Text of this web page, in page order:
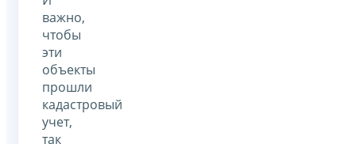
важно,
чтобы
эти
объекты
прошли
кадастровый
учет,
так